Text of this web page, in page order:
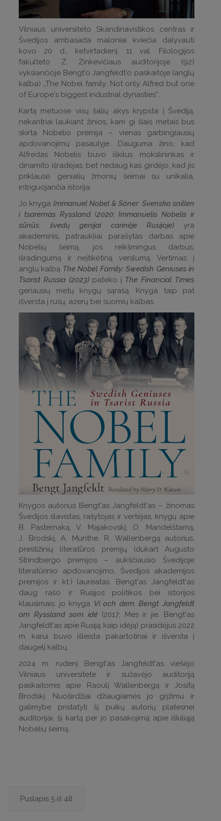
Vilniaus universiteto Skandinavistikos centras ir
Švedijos ambasada maloniai kviečia dalyvauti
kovo 20 d., ketvirtadienį, 11 val. Filologijos
fakulteto Z. Zinkevičiaus auditorijoje (92)
vyksiančioje Bengt'o Jangfeldt'o paskaitoje (anglų
kalba) „The Nobel family: Not only Alfred but one
of Europe's biggest industrial dynasties”.
Kartą metuose visų šalių akys krypsta į Švediją,
nekantriai laukiant žinios, kam gi šiais metais bus
skirta Nobelio premija – vienas garbingiausių
apdovanojimų pasaulyje. Dauguma žino, kad
Alfredas Nobelis buvo iškilus mokslininkas ir
dinamito išradėjas, bet nedaug kas girdėjo, kad jis
priklausė genialių žmonių šeimai su unikalia,
intriguojančia istorija.
Jo knyga Immanuel Nobel & Söner: Svenska snillen
i tsarernas Ryssland (2020; Immanuelis Nobelis ir
sūnūs: švedų genijai carinėje Rusijoje)yra
akademinis, patraukliai parašytas darbas apie
Nobelių šeimą, jos reikšmingus darbus,
išradingumą ir neįtikėtiną verslumą. Vertimas į
anglų kalbą The Nobel Family: Swedish Geniuses in
Tsarist Russia (2023)pateko į The Financial Times
geriausių metų knygų sąrašą. Knyga taip pat
išversta į rusų, azerų bei suomių kalbas.
Knygos autorius Bengt'as Jangfeldt'as – žinomas
Švedijos slavistas, rašytojas ir vertėjas, knygų apie
B. Pasternaką, V. Majakovskį, O. Mandelštamą,
J. Brodskį, A. Munthe, R. Wallenbergą autorius,
prestižinių literatūros premijų (dukart Augusto
Strindbergo premijos – aukščiausio Švedijoje
literatūrinio apdovanojimo, Švedijos akademijos
premijos ir kt.) laureatas. Bengt'as Jangfeldt'as
daug rašo ir Rusijos politikos bei istorijos
klausimais: jo knyga Vi och dem. Bengt Jangfeldt
om Ryssland som idé(2017; Mes ir jie. Bengt'as
Jangfeldt'as apie Rusiją kaip idėją) prasidėjus 2022
m. karui buvo išleista pakartotinai ir išversta į
daugelį kalbų.
2024 m. rudenį Bengt'as Jangfeldt'as viešėjo
Vilniaus universitete ir sužavėjo auditoriją
paskaitomis apie Raoulį Wallenbergą ir Josifą
Brodskį. Nuoširdžiai džiaugiamės jo grįžimu ir
galimybe pristatyti šį puikų autorių platesnei
auditorijai, šį kartą per jo pasakojimą apie iškiliąją
Nobelių šeimą.
Puslapis 5 iš 48